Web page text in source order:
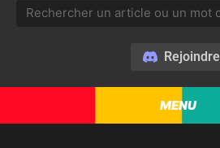
Rejoindre
MENU